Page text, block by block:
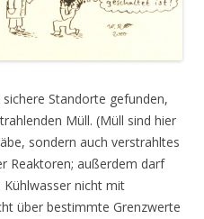
Standorte gefunden,
Müll. (Müll sind hier
sondern auch verstrahltes
Reaktoren; außerdem darf
Kühlwasser nicht mit
über bestimmte Grenzwerte